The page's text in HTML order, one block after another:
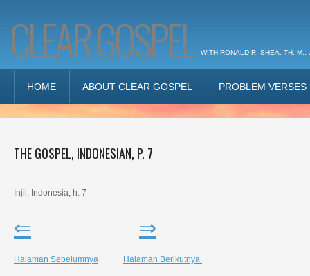
CLEAR GOSPEL WITH RONALD R. SHEA, TH. M.,
HOME ABOUT CLEAR GOSPEL PROBLEM VERSES
THE GOSPEL, INDONESIAN, P. 7
Injil, Indonesia, h. 7
⇐ ⇒
Halaman Sebelumnya Halaman Berikutnya